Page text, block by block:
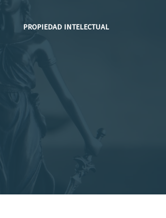
PROPIEDAD INTELECTUAL